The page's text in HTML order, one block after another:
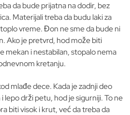
da bude prijatna na dodir, bez
Materijali treba da budu laki za
vreme. Đon ne sme da bude ni
Ako je pretvrd, hod može biti
mekan i nestabilan, stopalo nema
kretanju.
mlađe dece. Kada je zadnji deo
lepo drži petu, hod je sigurniji. To ne
biti visok i krut, već da treba da